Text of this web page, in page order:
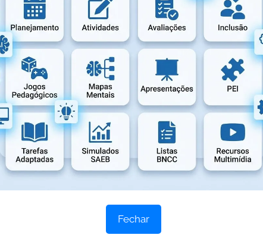
Próximo post
109 ideias para Dia da Água
nosso banco de dados
Fechar